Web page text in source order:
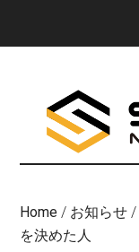
Home / お知らせ /
を決めた人